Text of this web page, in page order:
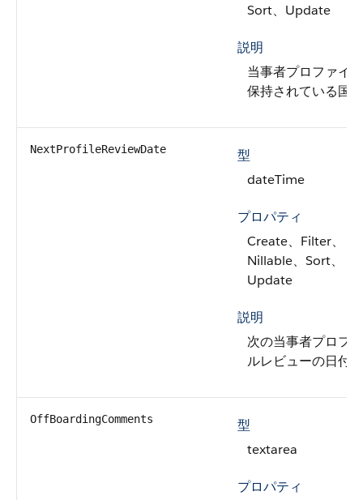
Sort、Update
説明
当事者プロファイ
保持されている国
NextProfileReviewDate
型
dateTime
プロパティ
Create、Filter、
Nillable、Sort、
Update
説明
次の当事者プロフ
ルレビューの日付。
OffBoardingComments
型
textarea
プロパティ